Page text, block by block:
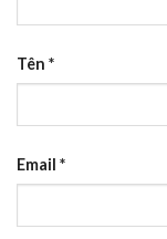
Tên *
Email *